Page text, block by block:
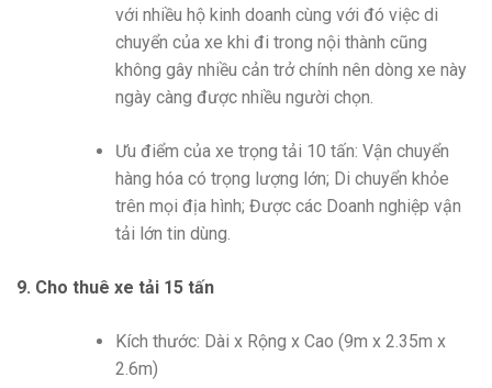
với nhiều hộ kinh doanh cùng với đó việc di
chuyển của xe khi đi trong nội thành cũng
không gây nhiều cản trở chính nên dòng xe này
ngày càng được nhiều người chọn.
Ưu điểm của xe trọng tải 10 tấn: Vận chuyển
hàng hóa có trọng lượng lớn; Di chuyển khỏe
trên mọi địa hình; Được các Doanh nghiệp vận
tải lớn tin dùng.
9. Cho thuê xe tải 15 tấn
Kích thước: Dài x Rộng x Cao (9m x 2.35m x
2.6m)